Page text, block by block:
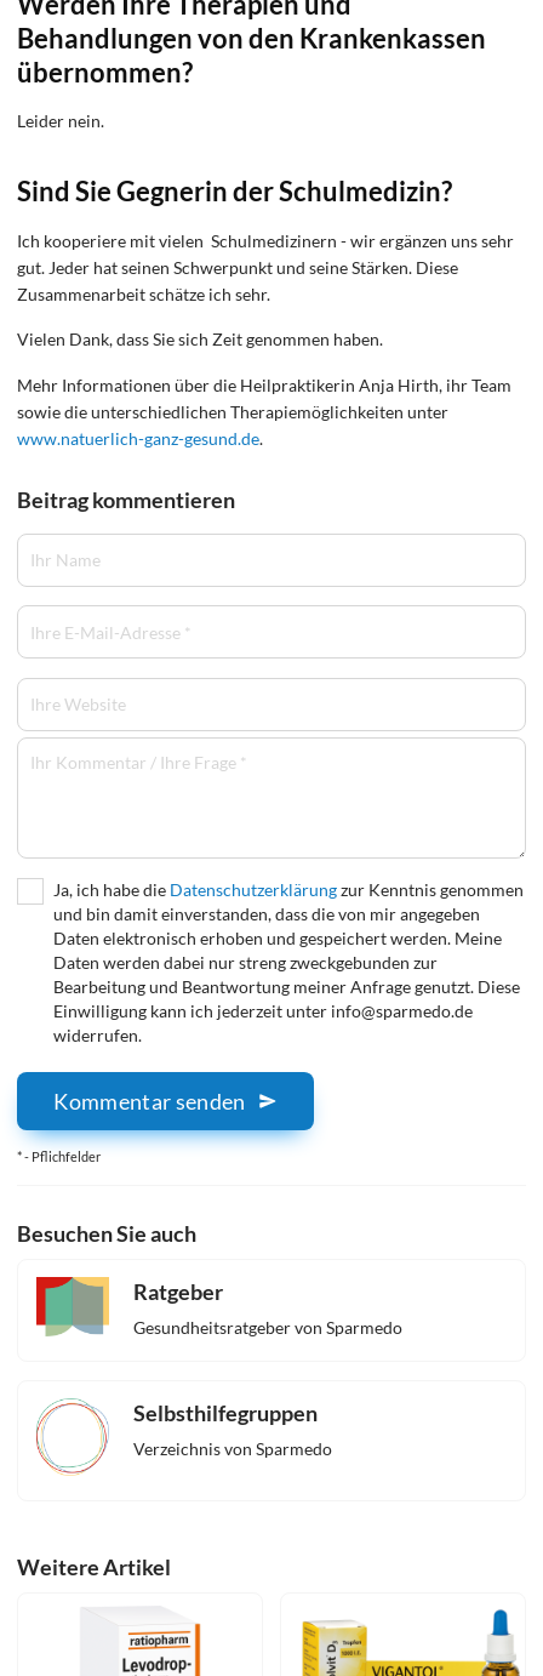
Behandlungen von den Krankenkassen
übernommen?
Leider nein.
Sind Sie Gegnerin der Schulmedizin?
Ich kooperiere mit vielen Schulmedizinern - wir ergänzen uns sehr
gut. Jeder hat seinen Schwerpunkt und seine Stärken. Diese
Zusammenarbeit schätze ich sehr.
Vielen Dank, dass Sie sich Zeit genommen haben.
Mehr Informationen über die Heilpraktikerin Anja Hirth, ihr Team
sowie die unterschiedlichen Therapiemöglichkeiten unter
www.natuerlich-ganz-gesund.de.
Beitrag kommentieren
Ja, ich habe die Datenschutzerklärungzur Kenntnis genommen
und bin damit einverstanden, dass die von mir angegeben
Daten elektronisch erhoben und gespeichert werden. Meine
Daten werden dabei nur streng zweckgebunden zur
Bearbeitung und Beantwortung meiner Anfrage genutzt. Diese
Einwilligung kann ich jederzeit unter info@sparmedo.de
widerrufen.
Kommentar senden
* - Pflichfelder
Besuchen Sie auch
Ratgeber
Gesundheitsratgeber von Sparmedo
Selbsthilfegruppen
Verzeichnis von Sparmedo
Weitere Artikel